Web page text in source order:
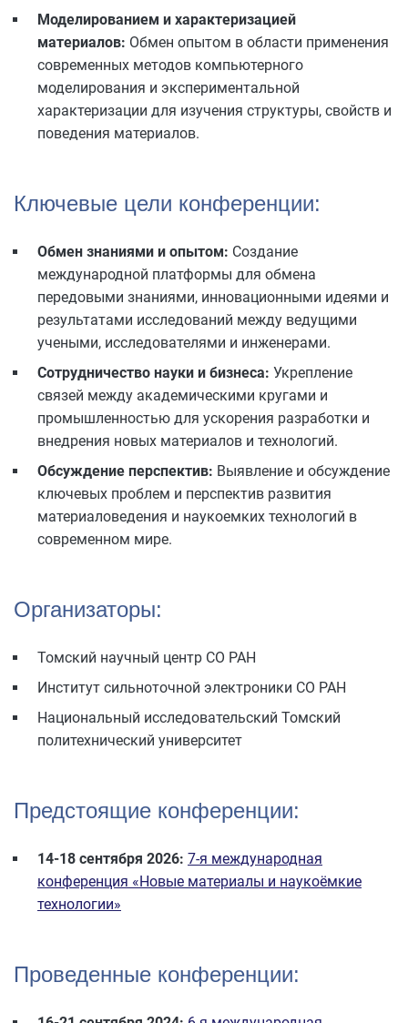
Моделированием и характеризацией
материалов: Обмен опытом в области применения
современных методов компьютерного
моделирования и экспериментальной
характеризации для изучения структуры, свойств и
поведения материалов.
Ключевые цели конференции:
Обмен знаниями и опытом: Создание
международной платформы для обмена
передовыми знаниями, инновационными идеями и
результатами исследований между ведущими
учеными, исследователями и инженерами.
Сотрудничество науки и бизнеса: Укрепление
связей между академическими кругами и
промышленностью для ускорения разработки и
внедрения новых материалов и технологий.
Обсуждение перспектив: Выявление и обсуждение
ключевых проблем и перспектив развития
материаловедения и наукоемких технологий в
современном мире.
Организаторы:
Томский научный центр СО РАН
Институт сильноточной электроники СО РАН
Национальный исследовательский Томский
политехнический университет
Предстоящие конференции:
14-18 сентября 2026: 7-я международная
конференция «Новые материалы и наукоёмкие
технологии»
Проведенные конференции: